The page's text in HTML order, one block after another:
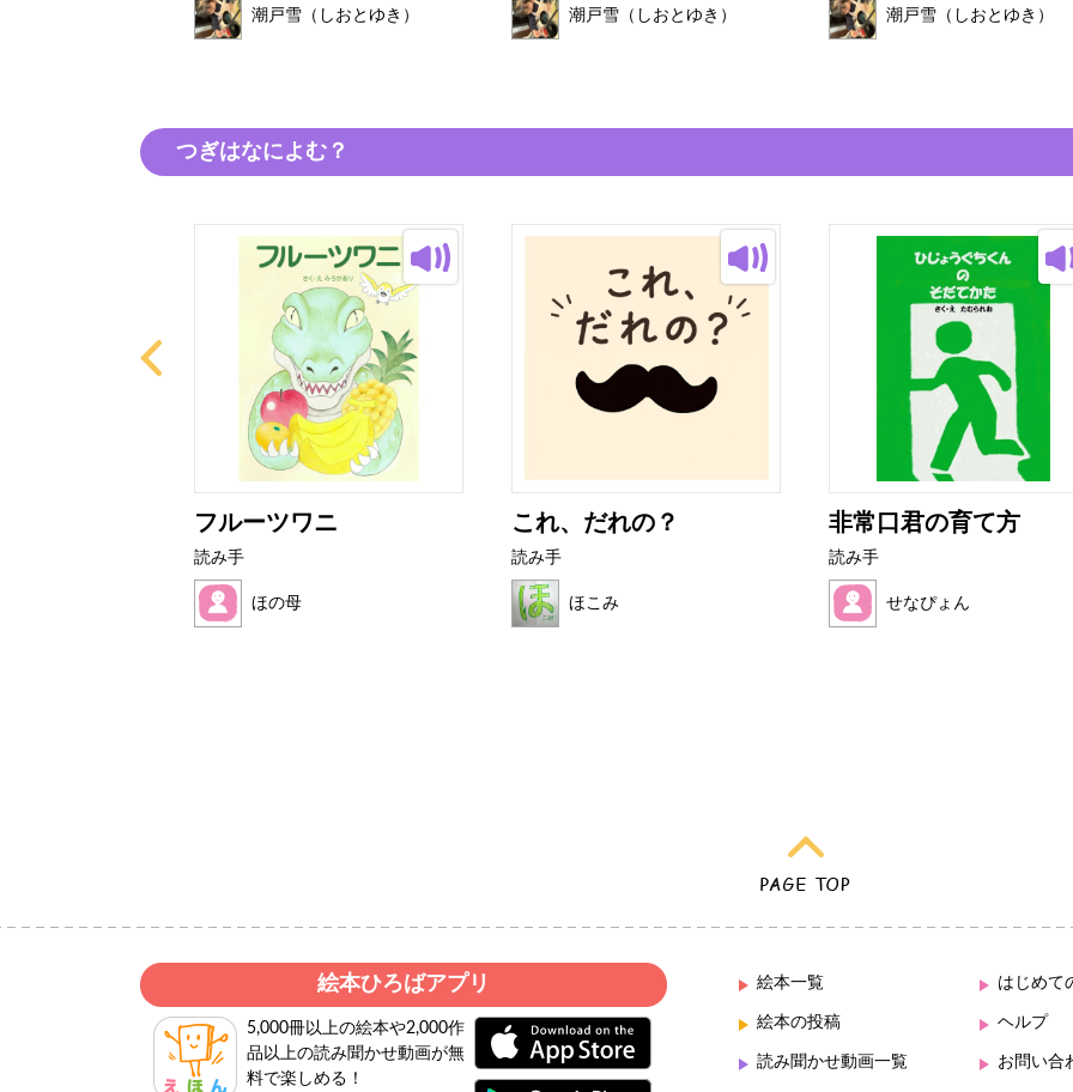
潮戸雪（しおとゆき） 潮戸雪（しおとゆき） 潮戸雪（しおとゆき）
つぎはなによむ？
フルーツワニ
読み手
ほの母
これ、だれの？
読み手
ほこみ
非常口君の育て方
読み手
せなぴょん
絵本ひろばアプリ
5,000冊以上の絵本や2,000作
品以上の読み聞かせ動画が無
料で楽しめる！
絵本一覧
絵本の投稿
読み聞かせ動画一覧
はじめて
ヘルプ
お問い合